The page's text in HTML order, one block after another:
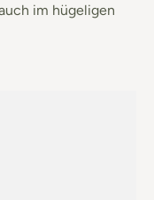
im hügeligen